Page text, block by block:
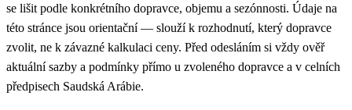
se lišit podle konkrétního dopravce, objemu a sezónnosti. Údaje na
této stránce jsou orientační — slouží k rozhodnutí, který dopravce
zvolit, ne k závazné kalkulaci ceny. Před odesláním si vždy ověř
aktuální sazby a podmínky přímo u zvoleného dopravce a v celních
předpisech Saudská Arábie.